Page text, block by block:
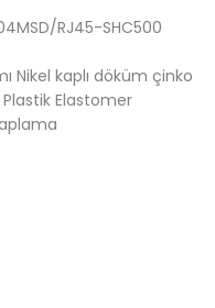
RJ45-SHC500
Nikel kaplı döküm çinko
Plastik Elastomer